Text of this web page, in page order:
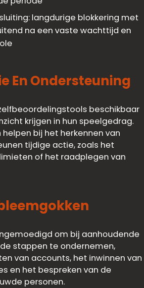
langdurige blokkering met
na een vaste wachttijd en
En Ondersteuning
beschikbaar
krijgen in hun speelgedrag.
bij het herkennen van
tijdige actie, zoals het
of het raadplegen van
om bij aanhoudende
stappen te ondernemen,
van accounts, het inwinnen van
en het bespreken van de
personen.